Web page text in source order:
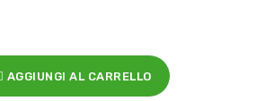
AGGIUNGI AL CARRELLO